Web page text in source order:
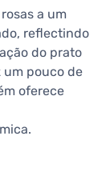
a um
reflectindo
do prato
um pouco de
oferece